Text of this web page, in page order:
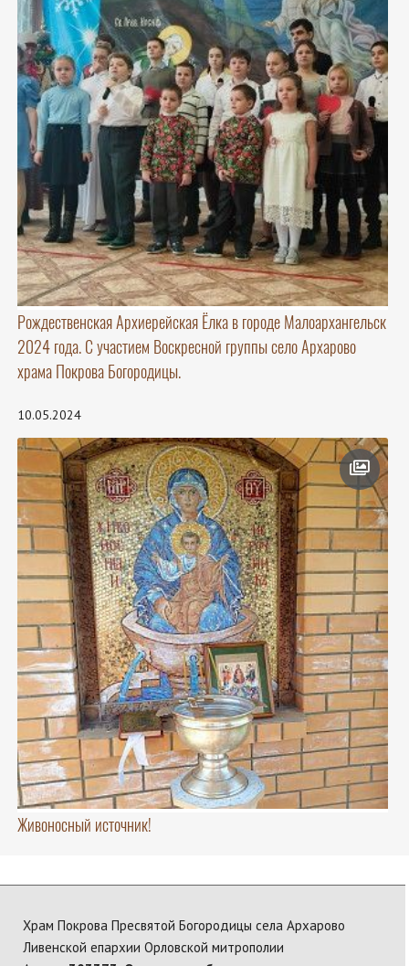
Рождественская Архиерейская Ёлка в городе Малоархангельск
2024 года. С участием Воскресной группы село Архарово
храма Покрова Богородицы.
10.05.2024
Живоносный источник!
Храм Покрова Пресвятой Богородицы села Архарово
Ливенской епархии Орловской митрополии